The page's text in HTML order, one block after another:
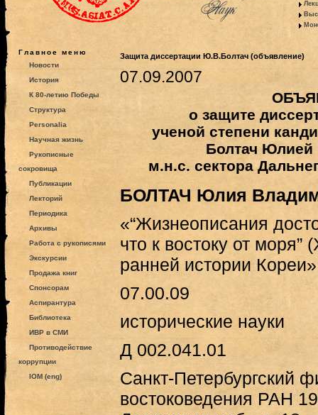
Главное меню
Новости
История
К 80-летию Победы
Структура
Personalia
Научная жизнь
Рукописные
сокровища
Публикации
Лекторий
Периодика
Архивы
Работа с рукописями
Экскурсии
Продажа книг
Спонсорам
Аспирантура
Библиотека
ИВР в СМИ
Противодействие
коррупции
IOM (eng)
Защита диссертации Ю.В.Болтач (объявление)
07.09.2007
о защите
ученой степени
Болтач
м.н.с. сектора
БОЛТАЧ Юлия
«“Жизнеописания
что к востоку от моря”
ранней истории Кореи»
07.00.09
исторические науки
Д 002.041.01
Санкт-Петербургский
востоковедения РАН